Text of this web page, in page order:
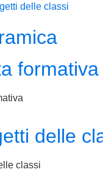
delle classi
formativa
delle
classi